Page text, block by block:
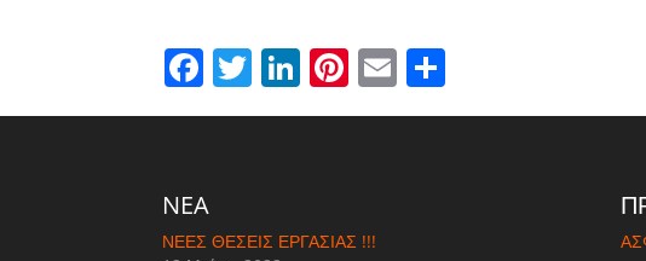
Facebook
Twitter
LinkedIn
Pinterest
Email
NEA
ΝΈΕΣ ΘΈΣΕΙΣ ΕΡΓΑΣΊΑΣ !!!